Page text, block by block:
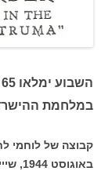
במלחמת